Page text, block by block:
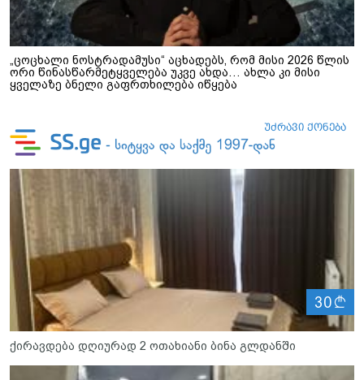
„ცოცხალი ნოსტრადამუსი“ აცხადებს, რომ მისი 2026 წლის
ორი წინასწარმეტყველება უკვე ახდა… ახლა კი მისი
ყველაზე ბნელი გაფრთხილება იწყება
30
ქირავდება დღიურად 2 ოთახიანი ბინა გლდანში